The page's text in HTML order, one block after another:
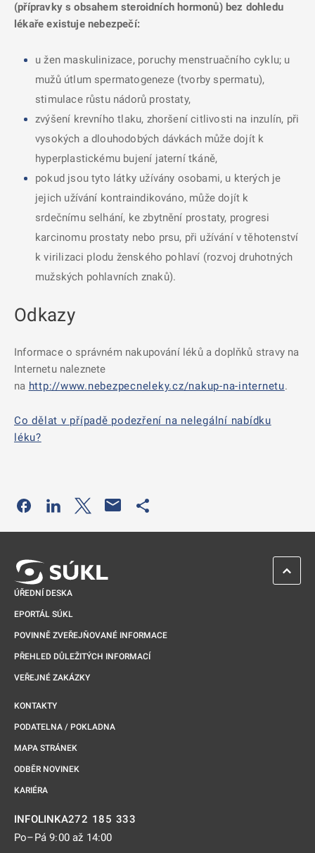
(přípravky s obsahem steroidních hormonů) bez dohledu
lékaře existuje nebezpečí:
u žen maskulinizace, poruchy menstruačního cyklu; u
mužů útlum spermatogeneze (tvorby spermatu),
stimulace růstu nádorů prostaty,
zvýšení krevního tlaku, zhoršení citlivosti na inzulín, při
vysokých a dlouhodobých dávkách může dojít k
hyperplastickému bujení jaterní tkáně,
pokud jsou tyto látky užívány osobami, u kterých je
jejich užívání kontraindikováno, může dojít k
srdečnímu selhání, ke zbytnění prostaty, progresi
karcinomu prostaty nebo prsu, při užívání v těhotenství
k virilizaci plodu ženského pohlaví (rozvoj druhotných
mužských pohlavních znaků).
Odkazy
Informace o správném nakupování léků a doplňků stravy na
Internetu naleznete
na http://www.nebezpecneleky.cz/nakup-na-internetu.
Co dělat v případě podezření na nelegální nabídku
léku?
Odkaz se otevře na nové kartě
Odkaz se otevře na nové kartě
Odkaz se otevře na nové kartě
ÚŘEDNÍ DESKA
EPORTÁL SÚKL
POVINNĚ ZVEŘEJŇOVANÉ INFORMACE
PŘEHLED DŮLEŽITÝCH INFORMACÍ
VEŘEJNÉ ZAKÁZKY
KONTAKTY
PODATELNA / POKLADNA
MAPA STRÁNEK
ODBĚR NOVINEK
KARIÉRA
INFOLINKA272 185 333
Po–Pá 9:00 až 14:00
ZPĚT